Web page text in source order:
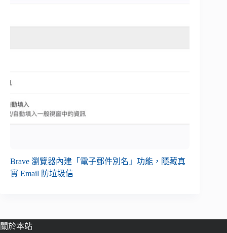
Brave 瀏覽器內建「電子郵件別名」功能，隱藏真
實 Email 防垃圾信
關於本站